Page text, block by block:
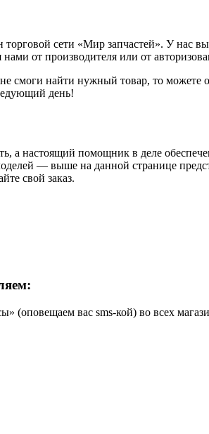
сети «Мир запчастей». У нас
от производителя или от
смоги найти нужный товар, то
день!
а настоящий помощник в деле
— выше на данной странице
свой заказ.
(оповещаем вас sms-кой) во всех